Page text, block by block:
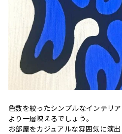
色数を絞ったシンプルなインテリ
より一層映えるでしょう。
お部屋をカジュアルな雰囲気に演出